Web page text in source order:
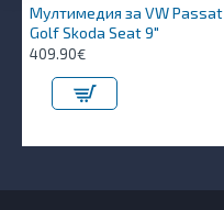
Мултимедия за VW Passat
Golf Skoda Seat 9"
409.90€